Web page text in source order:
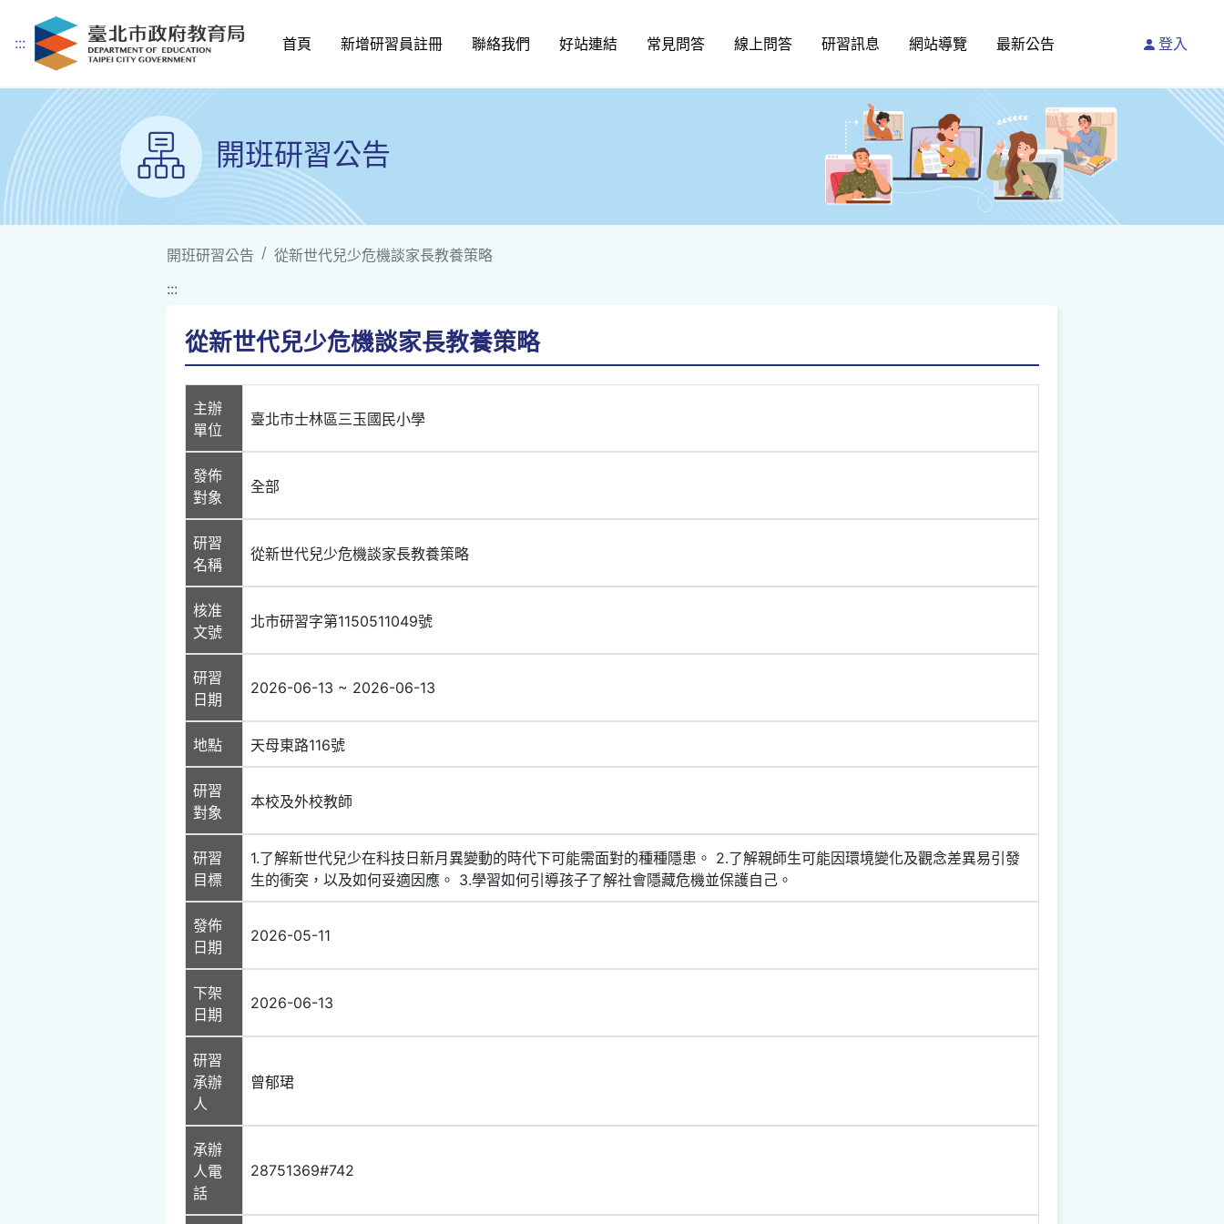
跳到主要內容
::: 首頁 新增研習員註冊 聯絡我們 好站連結 常見問答 線上問答 研習訊息 網站導覽 最新公告 登入
開班研習公告
開班研習公告
從新世代兒少危機談家長教養策略
:::
從新世代兒少危機談家長教養策略
主辦
單位
臺北市士林區三玉國民小學
發佈
對象
全部
研習
名稱
從新世代兒少危機談家長教養策略
核准
文號
北市研習字第1150511049號
研習
日期
2026-06-13 ~ 2026-06-13
地點 天母東路116號
研習
對象
本校及外校教師
研習
目標
1.了解新世代兒少在科技日新月異變動的時代下可能需面對的種種隱患。 2.了解親師生可能因環境變化及觀念差異易引發
生的衝突，以及如何妥適因應。 3.學習如何引導孩子了解社會隱藏危機並保護自己。
發佈
日期
2026-05-11
下架
日期
2026-06-13
研習
承辦
人
曾郁珺
承辦
人電
話
28751369#742